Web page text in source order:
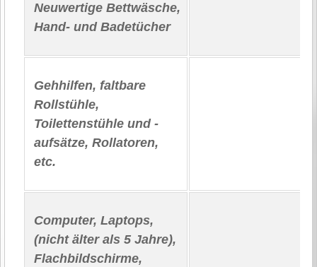
Neuwertige Bettwäsche,
Hand- und Badetücher
Gehhilfen, faltbare
Rollstühle,
Toilettenstühle und -
aufsätze, Rollatoren,
etc.
Computer, Laptops,
(nicht älter als 5 Jahre),
Flachbildschirme,